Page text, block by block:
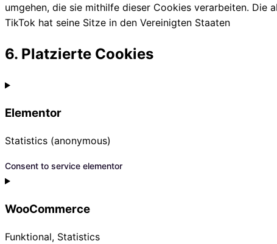
umgehen, die sie mithilfe dieser Cookies verarbeiten. Die
TikTok hat seine Sitze in den Vereinigten Staaten
6. Platzierte Cookies
Elementor
Statistics (anonymous)
Consent to service elementor
WooCommerce
Funktional, Statistics